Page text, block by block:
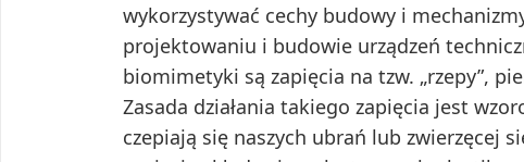
wykorzystywać cechy budowy i
projektowaniu i budowie urządzeń
biomimetyki są zapięcia na tzw. „rzepy”,
Zasada działania takiego zapięcia jest
czepiają się naszych ubrań lub zwierzęcej